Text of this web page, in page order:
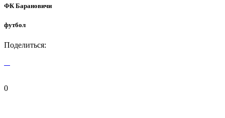
ФК Барановичи
футбол
Поделиться:
0